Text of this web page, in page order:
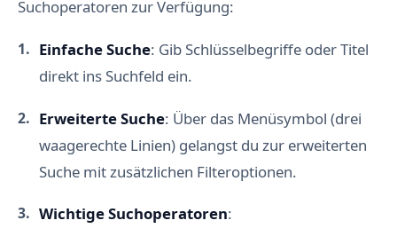
Suchoperatoren zur Verfügung:
Einfache Suche: Gib Schlüsselbegriffe oder Titel
direkt ins Suchfeld ein.
Erweiterte Suche: Über das Menüsymbol (drei
waagerechte Linien) gelangst du zur erweiterten
Suche mit zusätzlichen Filteroptionen.
Wichtige Suchoperatoren: